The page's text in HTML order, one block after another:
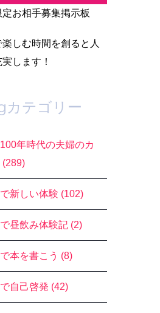
定お相手募集掲示板
楽しむ時間を創ると人
します！
カテゴリー
年時代の夫婦のカ
(289)
新しい体験 (102)
昼飲み体験記 (2)
本を書こう (8)
自己啓発 (42)